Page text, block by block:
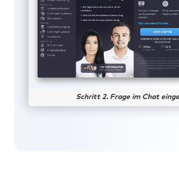
Schritt 2. Frage im Chat